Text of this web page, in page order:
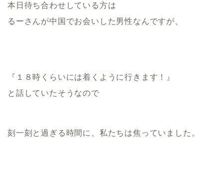
本日待ち合わせしている方は
るーさんが中国でお会いした男性なんですが、
『１８時くらいには着くように行きます！』
と話していたそうなので
刻一刻と過ぎる時間に、私たちは焦っていました。